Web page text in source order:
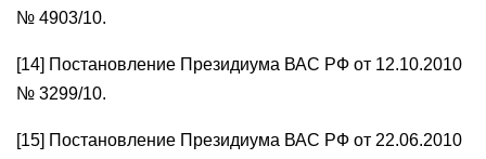
№ 4903/10.
[14] Постановление Президиума ВАС РФ от 12.10.2010
№ 3299/10.
[15] Постановление Президиума ВАС РФ от 22.06.2010